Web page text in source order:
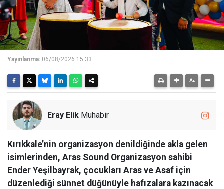
Yayınlanma: 06/08/2026 15:33
Eray Elik Muhabir
Kırıkkale’nin organizasyon denildiğinde akla gelen
isimlerinden, Aras Sound Organizasyon sahibi
Ender Yeşilbayrak, çocukları Aras ve Asaf için
düzenlediği sünnet düğünüyle hafızalara kazınacak